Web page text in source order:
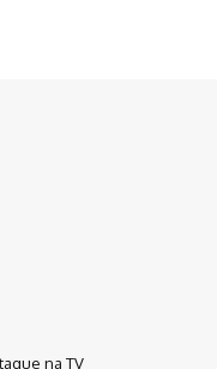
na TV